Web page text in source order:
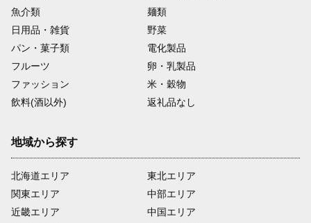
魚介類
麺類
日用品・雑貨
野菜
パン・菓子類
電化製品
フルーツ
卵・乳製品
ファッション
米・穀物
飲料(酒以外)
返礼品なし
地域から探す
北海道エリア
関東エリア
近畿エリア
東北エリア
中部エリア
中国エリア